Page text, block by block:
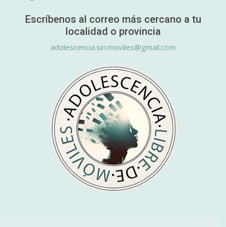
Escríbenos al correo más cercano a tu
localidad o provincia
adolescencia.sin.moviles@gmail.com